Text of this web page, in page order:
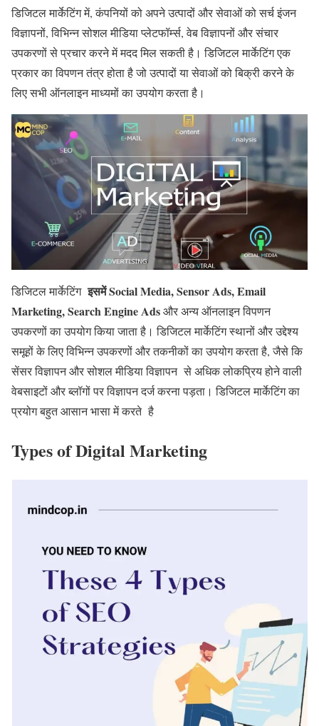
डिजिटल मार्केटिंग में, कंपनियों को अपने उत्पादों और सेवाओं को सर्च इंजन
विज्ञापनों, विभिन्न सोशल मीडिया प्लेटफॉर्म्स, वेब विज्ञापनों और संचार
उपकरणों से प्रचार करने में मदद मिल सकती है। डिजिटल मार्केटिंग एक
प्रकार का विपणन तंत्र होता है जो उत्पादों या सेवाओं को बिक्री करने के
लिए सभी ऑनलाइन माध्यमों का उपयोग करता है।
डिजिटल मार्केटिंगइसमें Social Media, Sensor Ads, Email
Marketing, Search Engine Adsऔर अन्य ऑनलाइन विपणन
उपकरणों का उपयोग किया जाता है। डिजिटल मार्केटिंग स्थानों और उद्देश्य
समूहों के लिए विभिन्न उपकरणों और तकनीकों का उपयोग करता है, जैसे कि
सेंसर विज्ञापन और सोशल मीडिया विज्ञापन से अधिक लोकप्रिय होने वाली
वेबसाइटों और ब्लॉगों पर विज्ञापन दर्ज करना पड़ता। डिजिटल मार्केटिंग का
प्रयोग बहुत आसान भासा में करते है
Types ofDigital Marketing